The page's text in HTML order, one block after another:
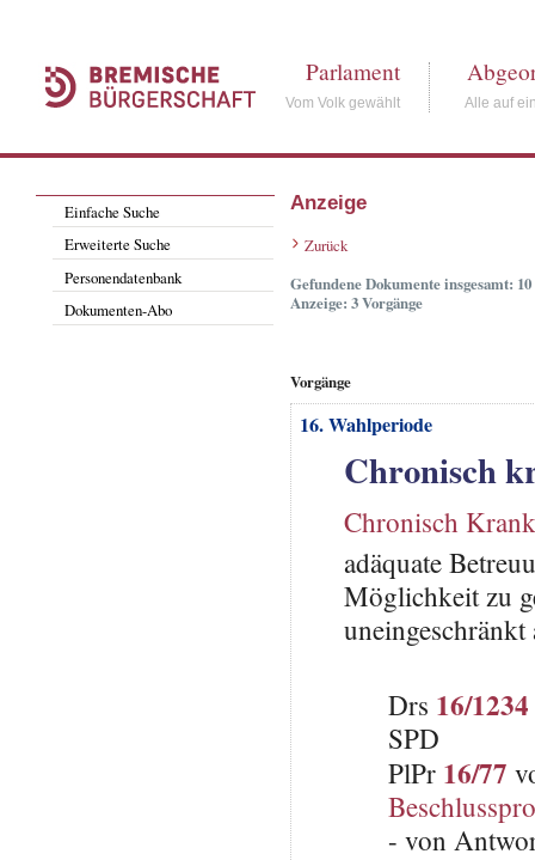
Parlament
Vom Volk gewählt Alle auf
Einfache Suche
Erweiterte Suche
Personendatenbank
Dokumenten-Abo
Anzeige
Zurück
Gefundene Dokumente insgesamt: 10
Anzeige: 3 Vorgänge
Vorgänge
16. Wahlperiode
Chronisch
Chronisch
adäquate
Möglichkeit zu
Drs 16/1234
SPD
PlPr 16/77
- von